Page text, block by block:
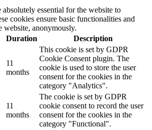
absolutely essential for the website to
cookies ensure basic functionalities and
website, anonymously.
Duration Description
11
months
This cookie is set by GDPR
Cookie Consent plugin. The
cookie is used to store the user
consent for the cookies in the
category "Analytics".
11
months
The cookie is set by GDPR
cookie consent to record the user
consent for the cookies in the
category "Functional".